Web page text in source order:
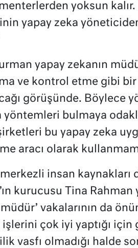
yoksun
yapay zeka
yapay zekanın
ve kontrol etme gibi
görüşünde. Böylece
yöntemleri bulmaya
bu yapay zeka
aracı olarak
insan kaynakları
kurucusu Tina
müdür’ vakalarının da
işlerini çok iyi yaptığı
vasfı olmadığı halde